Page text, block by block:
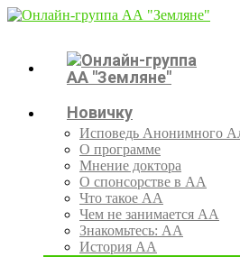
Новичку
Исповедь Анонимного
О программе
Мнение доктора
О спонсорстве в АА
Что такое АА
Чем не занимается АА
Знакомьтесь: АА
История АА